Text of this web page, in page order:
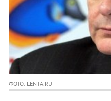
ФОТО: LENTA.RU